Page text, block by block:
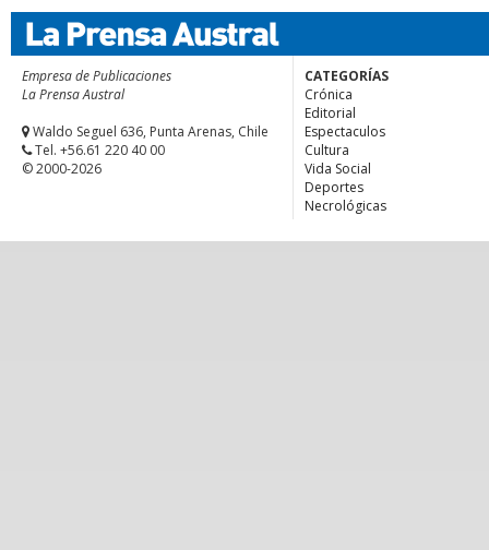
Empresa de Publicaciones
La Prensa Austral
Waldo Seguel 636, Punta Arenas, Chile
Tel. +56.61 220 40 00
© 2000-2026
CATEGORÍAS
Crónica
Editorial
Espectaculos
Cultura
Vida Social
Deportes
Necrológicas